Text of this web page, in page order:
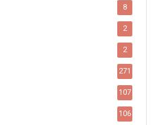
8
2
2
271
107
106